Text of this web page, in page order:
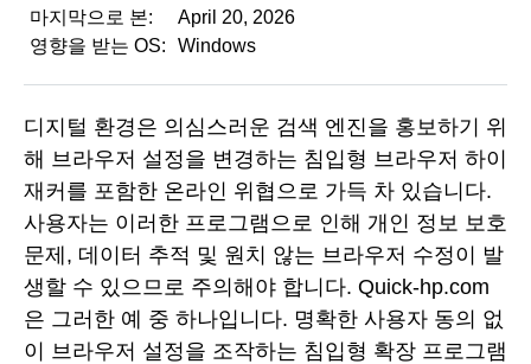
마지막으로 본:
April 20, 2026
영향을 받는 OS:
Windows
디지털 환경은 의심스러운 검색 엔진을 홍보하기 위
해 브라우저 설정을 변경하는 침입형 브라우저 하이
재커를 포함한 온라인 위협으로 가득 차 있습니다.
사용자는 이러한 프로그램으로 인해 개인 정보 보호
문제, 데이터 추적 및 원치 않는 브라우저 수정이 발
생할 수 있으므로 주의해야 합니다. Quick-hp.com
은 그러한 예 중 하나입니다. 명확한 사용자 동의 없
이 브라우저 설정을 조작하는 침입형 확장 프로그램